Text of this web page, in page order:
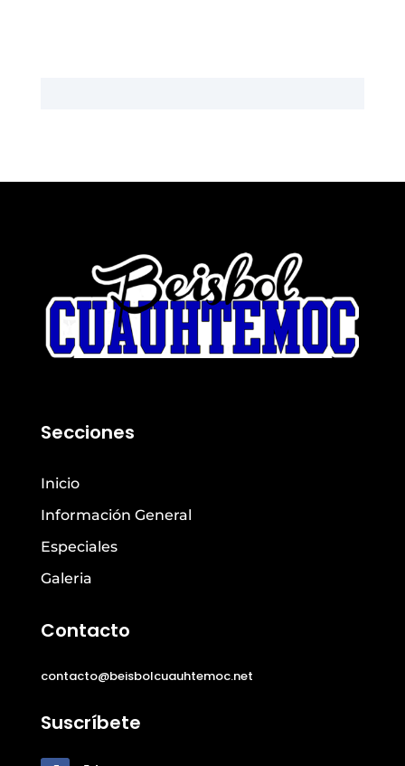
Secciones
Inicio
Información General
Especiales
Galeria
Contacto
contacto@beisbolcuauhtemoc.net
Suscríbete